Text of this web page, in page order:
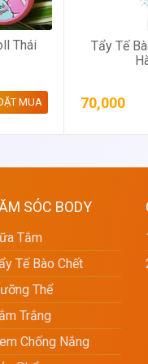
Thái
MUA
Tẩy Tế
70,000
SÓC BODY
Tắm
Tế Bào Chết
Thể
Trắng
Chống Nắng